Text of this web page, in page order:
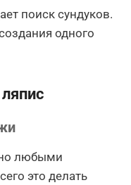
поиск сундуков.
одного
любыми
это делать